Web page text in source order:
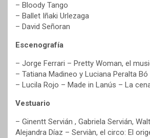
– Bloody Tango
– Ballet Iñaki Urlezaga
– David Señoran
Escenografía
– Jorge Ferrari – Pretty Woman, el
– Tatiana Madineo y Luciana Peralta
– Lucila Rojo – Made in Lanús – La
Vestuario
– Ginentt Servián , Gabriela Servián,
Alejandra Díaz – Serviàn, el circo: El